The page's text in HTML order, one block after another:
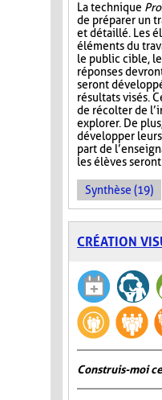
La technique
de préparer un
et détaillé. Les
éléments du
le public cible,
réponses
seront
résultats visés.
de récolter de
explorer. De
développer
part de
les élèves
Synthèse (19)
CRÉATION
Construis-moi